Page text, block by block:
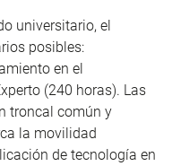
universitario, el
posibles:
en el
(240 horas). Las
troncal común y
la movilidad
de tecnología en